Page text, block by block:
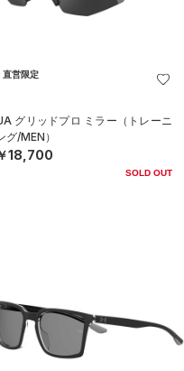
直営限定
グリッドプロ ミラー（トレーニ
グ/MEN）
18,700
SOLD OUT